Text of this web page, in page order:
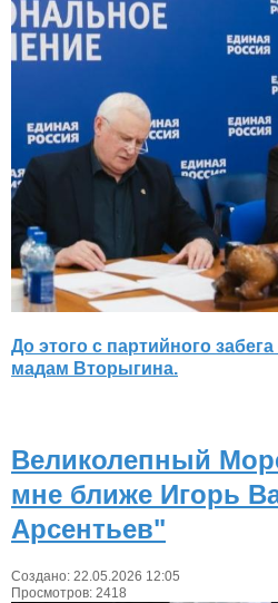
До этого с партийного
мадам Вторыгина.
Великолепный
мне ближе Игорь
Арсентьев"
Создано: 22.05.2026 12:05
Просмотров: 2418